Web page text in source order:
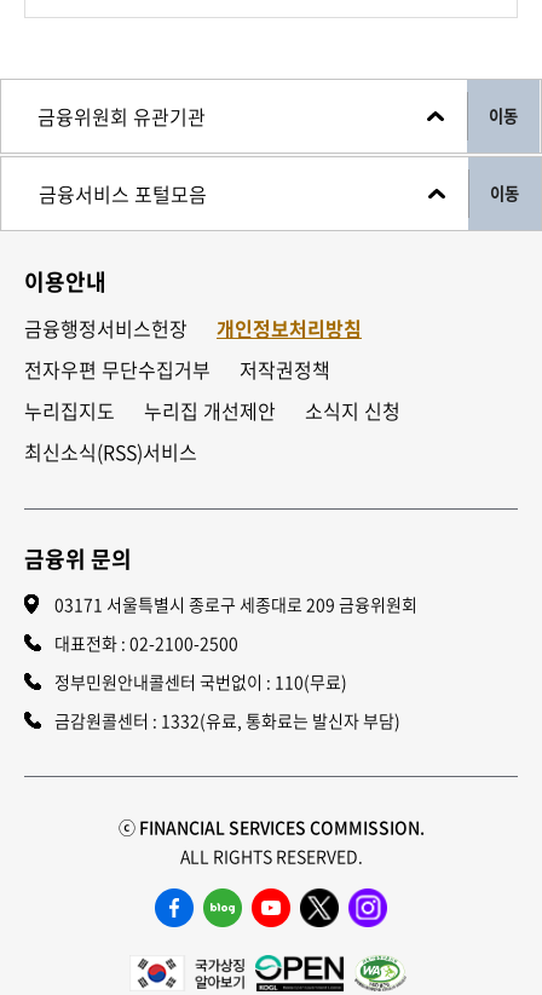
이동
이동
이용안내
금융행정서비스헌장
개인정보처리방침
전자우편 무단수집거부
저작권정책
누리집지도
누리집 개선제안
소식지 신청
최신소식(RSS)서비스
금융위 문의
03171 서울특별시 종로구 세종대로 209 금융위원회
대표전화 : 02-2100-2500
정부민원안내콜센터 국번없이 : 110(무료)
금감원콜센터 : 1332(유료, 통화료는 발신자 부담)
ⓒ FINANCIAL SERVICES COMMISSION.
ALL RIGHTS RESERVED.